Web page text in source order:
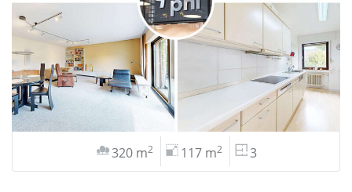
320 m2 117 m2 3